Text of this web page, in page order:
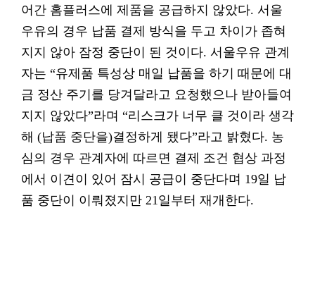
어간 홈플러스에 제품을 공급하지 않았다. 서울
우유의 경우 납품 결제 방식을 두고 차이가 좁혀
지지 않아 잠정 중단이 된 것이다. 서울우유 관계
자는 “유제품 특성상 매일 납품을 하기 때문에 대
금 정산 주기를 당겨달라고 요청했으나 받아들여
지지 않았다”라며 “리스크가 너무 클 것이라 생각
해 (납품 중단을)결정하게 됐다”라고 밝혔다. 농
심의 경우 관계자에 따르면 결제 조건 협상 과정
에서 이견이 있어 잠시 공급이 중단다며 19일 납
품 중단이 이뤄졌지만 21일부터 재개한다.